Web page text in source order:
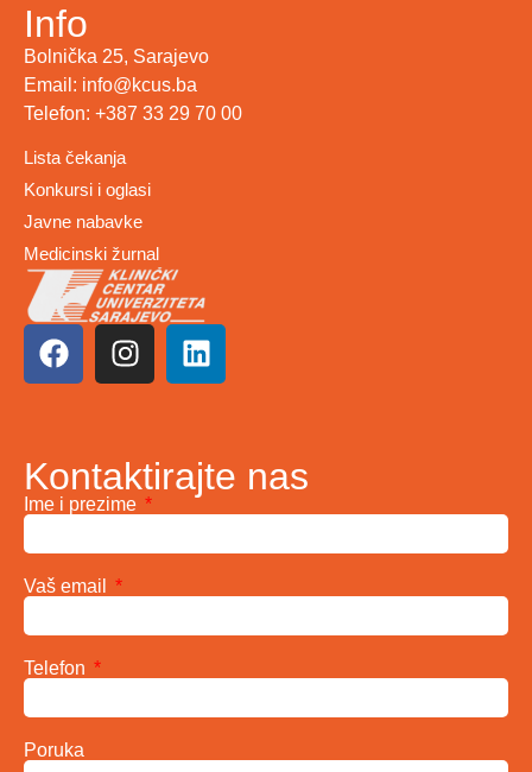
Info
Bolnička 25, Sarajevo
Email: info@kcus.ba
Telefon: +387 33 29 70 00
Lista čekanja
Konkursi i oglasi
Javne nabavke
Medicinski žurnal
Kontaktirajte nas
Ime i prezime
Vaš email
Telefon
Poruka